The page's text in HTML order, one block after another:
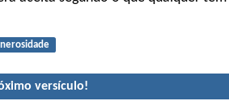
versículo!